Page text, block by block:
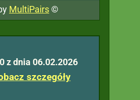
MultiPairs©
z dnia 06.02.2026
szczegóły